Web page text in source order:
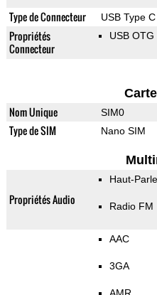
Type de Connecteur USB Type C
Propriétés
Connecteur
USB OTG
Nom Unique SIM0
Type de SIM Nano SIM
Propriétés Audio
Haut-
Radio FM
AAC
3GA